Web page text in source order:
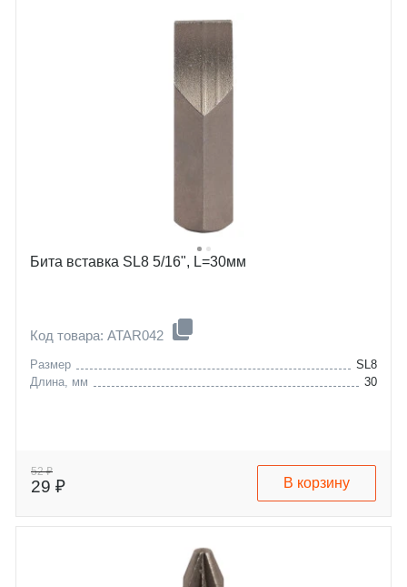
Бита вставка SL8 5/16", L=30мм
Код товара: ATAR042
Размер
SL8
Длина, мм
30
52 ₽
29 ₽ В корзину